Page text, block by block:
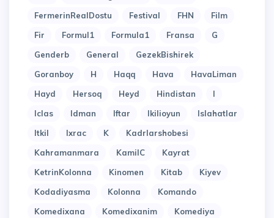
FermerinRealDostu
Festival FHN
Film
Fir
Formul1 Formula1 Fransa
G
Genderb
General
GezekBishirek
Goranboy
H Haqq Hava
HavaLiman
Hayd
Hersoq Heyd Hindistan
I
Iclas
Idman Iftar Ikilioyun
Islahatlar
Itkil
Ixrac K
Kadrlarshobesi
Kahramanmara
KamilC
Kayrat
KetrinKolonna
Kinomen Kitab
Kiyev
Kodadiyasma
Kolonna
Komando
Komedixana
Komedixanim
Komediya